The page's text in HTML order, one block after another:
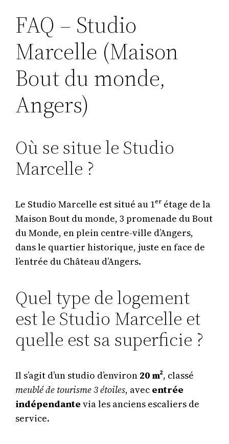
FAQ – Studio
Marcelle (Maison
Bout du monde,
Angers)
Où se situe le Studio
Marcelle ?
Le Studio Marcelle est situé au 1ᵉʳ étage de la
Maison Bout du monde, 3 promenade du Bout
du Monde, en plein centre-ville d’Angers,
dans le quartier historique, juste en face de
l’entrée du Château d’Angers.
Quel type de logement
est le Studio Marcelle et
quelle est sa superficie ?
Il s’agit d’un studio d’environ 20 m², classé
meublé de tourisme 3 étoiles, avec entrée
indépendante via les anciens escaliers de
service.